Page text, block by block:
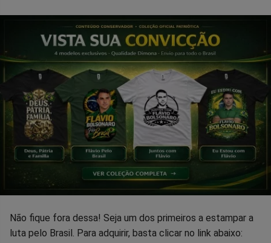
Não fique fora dessa! Seja um dos primeiros a estampar a
luta pelo Brasil. Para adquirir, basta clicar no link abaixo: